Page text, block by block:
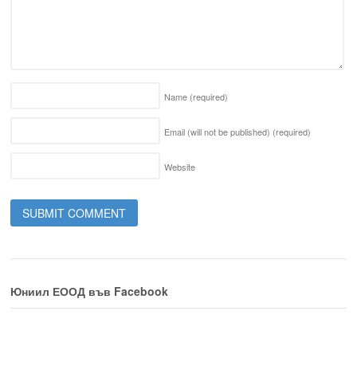
Name (required)
Email (will not be published) (required)
Website
Юниил ЕООД във Facebook